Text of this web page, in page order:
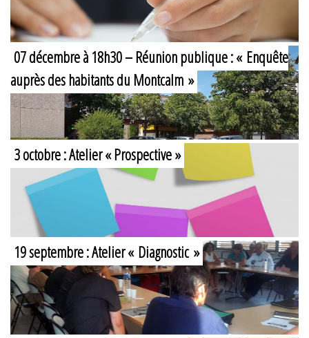
07 décembre à 18h30 – Réunion publique : « Enquête
auprès des habitants du Montcalm »
3 octobre : Atelier « Prospective »
19 septembre : Atelier « Diagnostic »